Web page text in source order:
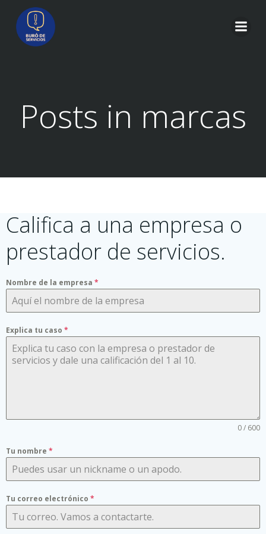
Posts in marcas
Califica a una empresa o
prestador de servicios.
Nombre de la empresa *
Explica tu caso *
0 / 600
Tu nombre *
Tu correo electrónico *